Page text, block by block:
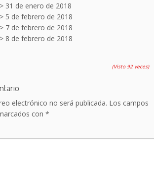
31 de enero de 2018
5 de febrero de 2018
7 de febrero de 2018
8 de febrero de 2018
(Visto 92 veces)
electrónico no será publicada. Los campos
con *